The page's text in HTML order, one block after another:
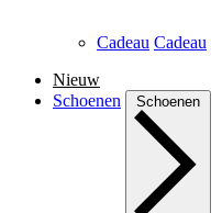
Cadeau Cadeau
Nieuw
Schoenen
Schoenen